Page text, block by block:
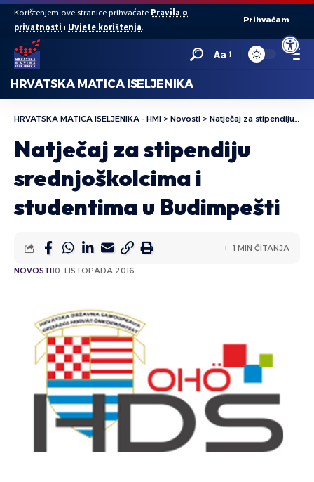
Open
Korištenjem ove stranice prihvaćate Pravila o
privatnosti i Uvjete korištenja.
Prihvaćam
Aa
HRVATSKA MATICA ISELJENIKA
HRVATSKA MATICA ISELJENIKA - HMI > Novosti > Natječaj za stipendiju srednjoškolcima i studentima u Budimpešti
Natječaj za stipendiju
srednjoškolcima i
studentima u Budimpešti
NOVOSTI10. LISTOPADA 2016.
1 MIN ČITANJA